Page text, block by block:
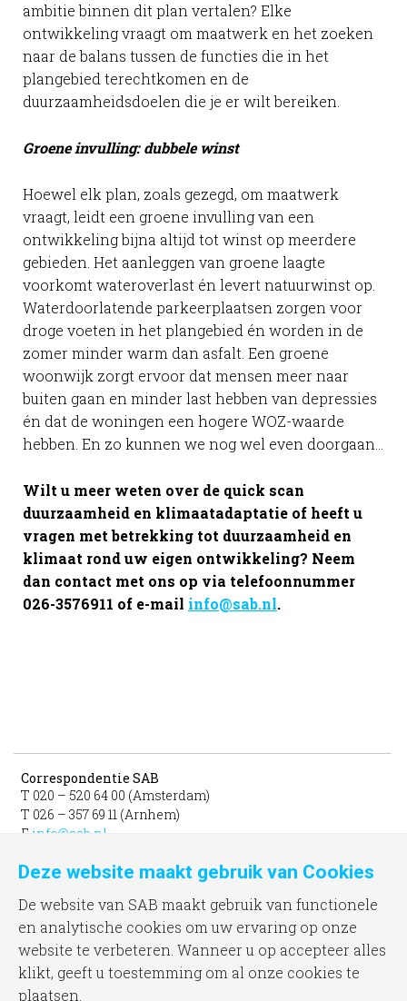
ambitie binnen dit plan vertalen? Elke
ontwikkeling vraagt om maatwerk en het zoeken
naar de balans tussen de functies die in het
plangebied terechtkomen en de
duurzaamheidsdoelen die je er wilt bereiken.
Groene invulling: dubbele winst
Hoewel elk plan, zoals gezegd, om maatwerk
vraagt, leidt een groene invulling van een
ontwikkeling bijna altijd tot winst op meerdere
gebieden. Het aanleggen van groene laagte
voorkomt wateroverlast én levert natuurwinst op.
Waterdoorlatende parkeerplaatsen zorgen voor
droge voeten in het plangebied én worden in de
zomer minder warm dan asfalt. Een groene
woonwijk zorgt ervoor dat mensen meer naar
buiten gaan en minder last hebben van depressies
én dat de woningen een hogere WOZ-waarde
hebben. En zo kunnen we nog wel even doorgaan…
Wilt u meer weten over de quick scan
duurzaamheid en klimaatadaptatie of heeft u
vragen met betrekking tot duurzaamheid en
klimaat rond uw eigen ontwikkeling? Neem
dan contact met ons op via telefoonnummer
026-3576911 of e-mail info@sab.nl.
Correspondentie SAB
T 020 – 520 64 00 (Amsterdam)
T 026 – 357 69 11 (Arnhem)
E info@sab.nl
Bezoekadres Amsterdam
gevestigd in het INIT
unit 331b
Jacob Bontiusplaats 9
1018 LL Amsterdam
Deze website maakt gebruik van Cookies
De website van SAB maakt gebruik van functionele
en analytische cookies om uw ervaring op onze
website te verbeteren. Wanneer u op accepteer alles
klikt, geeft u toestemming om al onze cookies te
plaatsen.